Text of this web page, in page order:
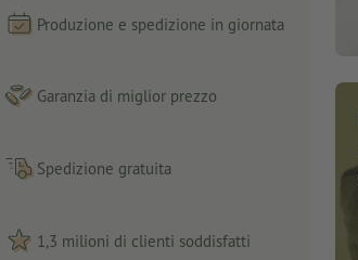
Produzione e spedizione in giornata
Garanzia di miglior prezzo
Spedizione gratuita
1,3 milioni di clienti soddisfatti